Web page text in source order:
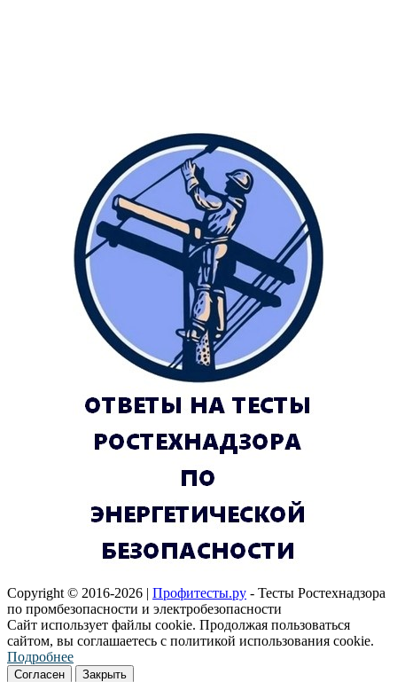
Copyright © 2016-2026 | Профитесты.ру - Тесты Ростехнадзора
по промбезопасности и электробезопасности
Сайт использует файлы cookie. Продолжая пользоваться
сайтом, вы соглашаетесь с политикой использования cookie.
Подробнее
Согласен Закрыть